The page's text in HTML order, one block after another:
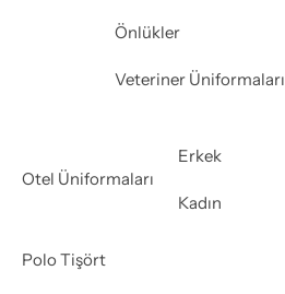
Önlükler
Veteriner Üniformaları
Otel Üniformaları
Erkek
Kadın
Polo Tişört